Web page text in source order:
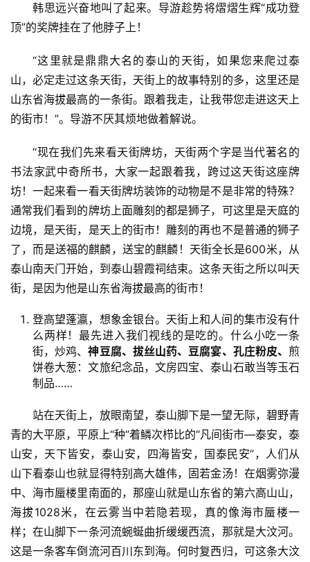
费
科
技
经
教
育
专
题
汽
韩思远兴奋地叫了起来。导游趁势将熠熠生辉“成功登
顶”的奖牌挂在了他脖子上！
“这里就是鼎鼎大名的泰山的天街，如果您来爬过泰
山，必定走过这条天街，天街上的故事特别的多，这里还是
山东省海拔最高的一条街。跟着我走，让我带您走进这天上
的街市！”。导游不厌其烦地做着解说。
“现在我们先来看天街牌坊，天街两个字是当代著名的
书法家武中奇所书，大家一起跟着我，跨过这天街这座牌
坊！一起来看一看天街牌坊装饰的动物是不是非常的特殊？
通常我们看到的牌坊上面雕刻的都是狮子，可这里是天庭的
边境，是天街，是天上的街市！雕刻的再也不是普通的狮子
了，而是送福的麒麟，送宝的麒麟！天街全长是600米，从
泰山南天门开始，到泰山碧霞祠结束。这条天街之所以叫天
街，是因为他是山东省海拔最高的街市！
登高望蓬瀛，想象金银台。天街上和人间的集市没有什
么两样！最先进入我们视线的是吃的。什么小吃一条
街，炒鸡、神豆腐、 拔丝山药、 豆腐宴、 孔庄粉皮、煎
饼卷大葱：文旅纪念品，文房四宝、泰山石敢当等玉石
制品……
站在天街上，放眼南望，泰山脚下是一望无际，碧野青
青的大平原，平原上“种”着鳞次栉比的“凡间街市—泰安，泰
山安，天下皆安，泰山安，四海皆安，国泰民安”，人们从
山下看泰山也就显得特别高大雄伟，固若金汤！在烟雾弥漫
中、海市蜃楼里南面的，那座山就是山东省的第六高山山，
海拔1028米，在云雾当中若隐若现，真的像海市蜃楼一
样；在山脚下一条河流蜿蜒曲折缓缓西流，那就是大汶河。
这是一条客车倒流河百川东到海。何时复西归，可这条大汶